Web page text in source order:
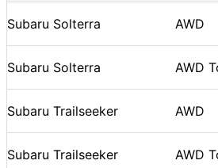
Subaru Solterra AWD
Subaru Solterra AWD
Subaru Trailseeker AWD
Subaru Trailseeker AWD